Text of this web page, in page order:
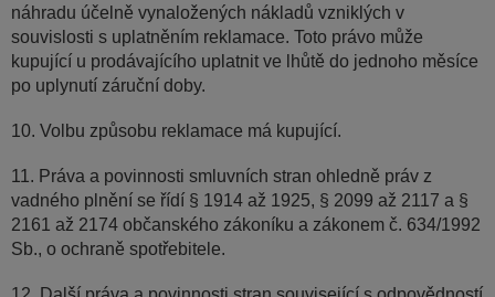
náhradu účelně vynaložených nákladů vzniklých v
souvislosti s uplatněním reklamace. Toto právo může
kupující u prodávajícího uplatnit ve lhůtě do jednoho měsíce
po uplynutí záruční doby.
10. Volbu způsobu reklamace má kupující.
11. Práva a povinnosti smluvních stran ohledně práv z
vadného plnění se řídí § 1914 až 1925, § 2099 až 2117 a §
2161 až 2174 občanského zákoníku a zákonem č. 634/1992
Sb., o ochraně spotřebitele.